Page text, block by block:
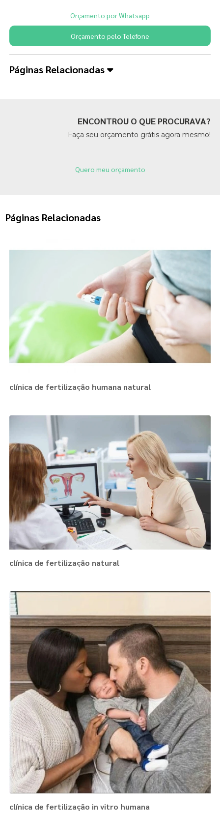
Orçamento por Whatsapp
Orçamento pelo Telefone
Páginas Relacionadas
ENCONTROU O QUE PROCURAVA?
Faça seu orçamento grátis agora mesmo!
Quero meu orçamento
Páginas Relacionadas
clínica de fertilização humana natural
clínica de fertilização natural
clínica de fertilização in vitro humana